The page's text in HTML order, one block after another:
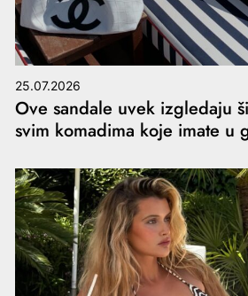
25.07.2026
Ove sandale uvek izgledaju
svim komadima koje imate u